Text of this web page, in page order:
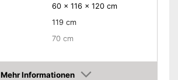
60 x 116 x 120 cm
119 cm
70 cm
Mehr Informationen